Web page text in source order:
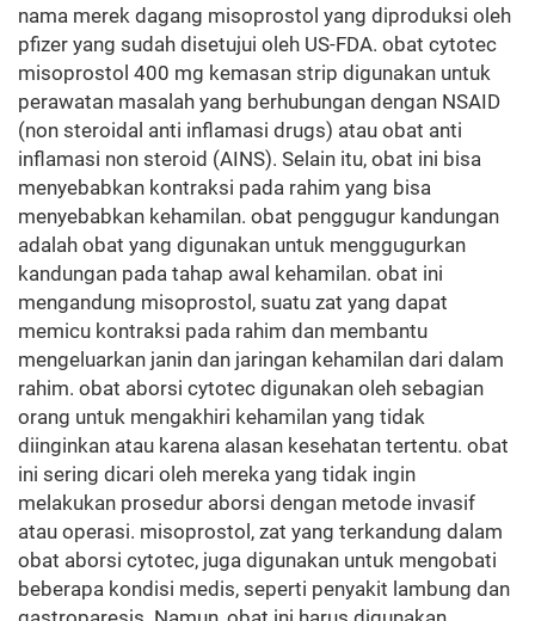
nama merek dagang misoprostol yang diproduksi oleh
pfizer yang sudah disetujui oleh US-FDA. obat cytotec
misoprostol 400 mg kemasan strip digunakan untuk
perawatan masalah yang berhubungan dengan NSAID
(non steroidal anti inflamasi drugs) atau obat anti
inflamasi non steroid (AINS). Selain itu, obat ini bisa
menyebabkan kontraksi pada rahim yang bisa
menyebabkan kehamilan. obat penggugur kandungan
adalah obat yang digunakan untuk menggugurkan
kandungan pada tahap awal kehamilan. obat ini
mengandung misoprostol, suatu zat yang dapat
memicu kontraksi pada rahim dan membantu
mengeluarkan janin dan jaringan kehamilan dari dalam
rahim. obat aborsi cytotec digunakan oleh sebagian
orang untuk mengakhiri kehamilan yang tidak
diinginkan atau karena alasan kesehatan tertentu. obat
ini sering dicari oleh mereka yang tidak ingin
melakukan prosedur aborsi dengan metode invasif
atau operasi. misoprostol, zat yang terkandung dalam
obat aborsi cytotec, juga digunakan untuk mengobati
beberapa kondisi medis, seperti penyakit lambung dan